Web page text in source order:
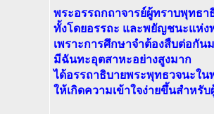
พระอรรถกถาจารย์ผู้ทราบพุทธา
ทั้งโดยอรรถะ และพยัญชนะแห่ง
เพราะการศึกษาจำต้องสืบต่อกัน
มีฉันทะอุตสาหะอย่างสูงมาก
ได้อรรถาธิบายพระพุทธวจนะใน
ให้เกิดความเข้าใจง่ายขึ้นสำหรั